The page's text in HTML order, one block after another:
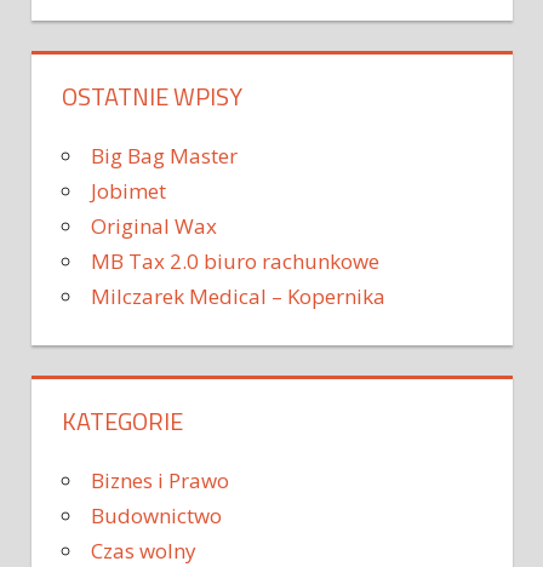
OSTATNIE WPISY
Big Bag Master
Jobimet
Original Wax
MB Tax 2.0 biuro rachunkowe
Milczarek Medical – Kopernika
KATEGORIE
Biznes i Prawo
Budownictwo
Czas wolny